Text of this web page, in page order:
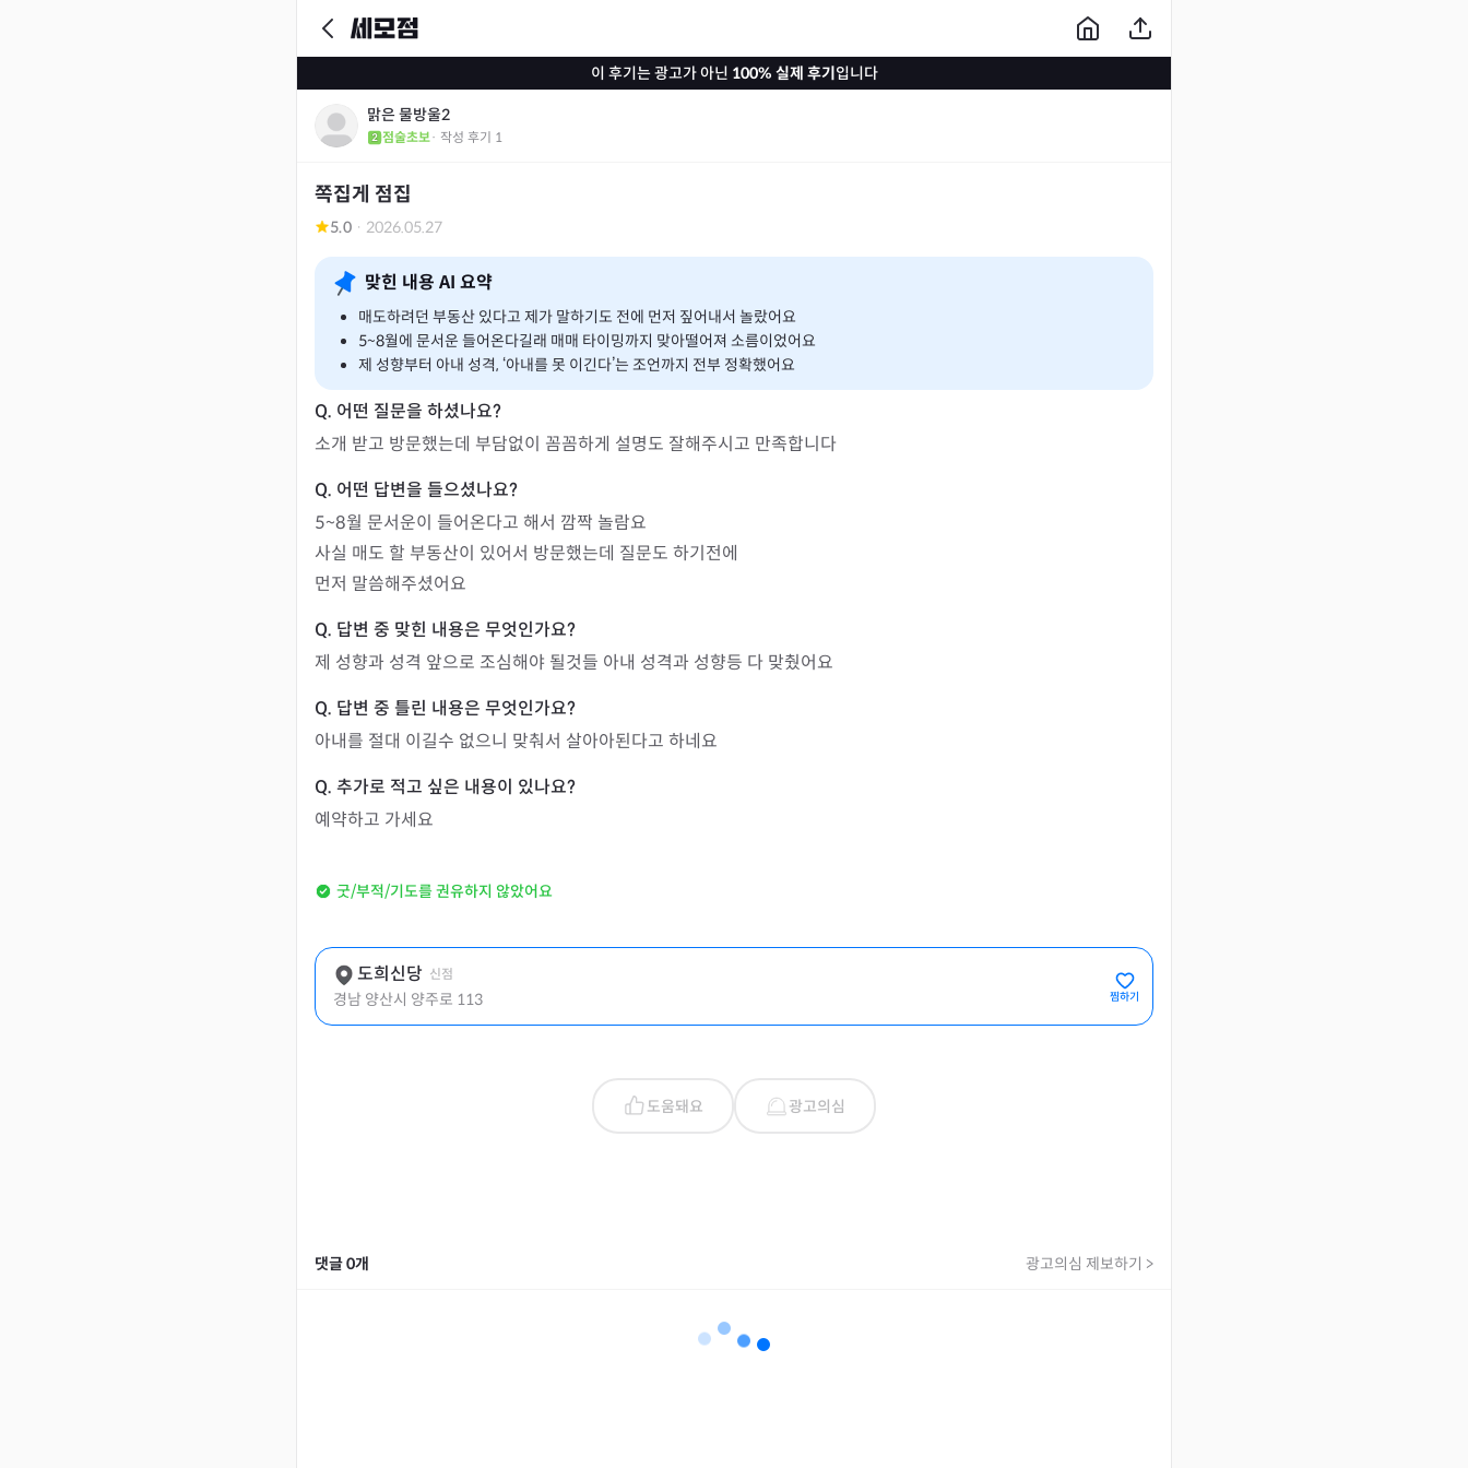
이 후기는 광고가 아닌 100% 실제 후기입니다
맑은 물방울2
점술초보· 작성 후기 1
쪽집게 점집
5.0 · 2026.05.27
맞힌 내용 AI 요약
매도하려던 부동산 있다고 제가 말하기도 전에 먼저 짚어내서 놀랐어요
5~8월에 문서운 들어온다길래 매매 타이밍까지 맞아떨어져 소름이었어요
제 성향부터 아내 성격, ‘아내를 못 이긴다’는 조언까지 전부 정확했어요
소개 받고 방문했는데 부담없이 꼼꼼하게 설명도 잘해주시고 만족합니다
5~8월 문서운이 들어온다고 해서 깜짝 놀람요
사실 매도 할 부동산이 있어서 방문했는데 질문도 하기전에
먼저 말씀해주셨어요
제 성향과 성격 앞으로 조심해야 될것들 아내 성격과 성향등 다 맞췄어요
아내를 절대 이길수 없으니 맞춰서 살아아된다고 하네요
예약하고 가세요
굿/부적/기도를 권유하지 않았어요
도희신당 신점
경남 양산시 양주로 113 찜하기
도움돼요 광고의심
댓글0개 광고의심 제보하기 >